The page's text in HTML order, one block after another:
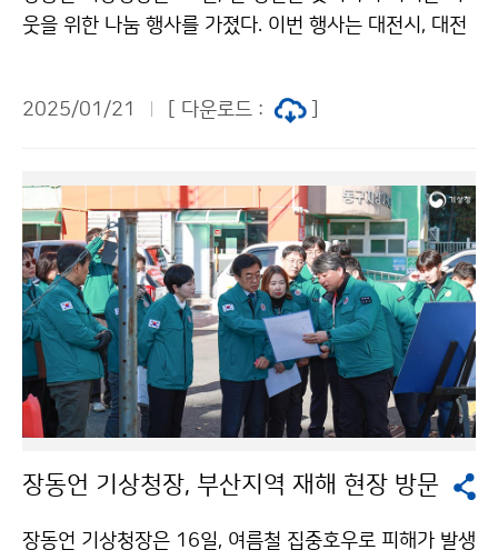
웃을 위한 나눔 행사를 가졌다. 이번 행사는 대전시, 대전
하고 명절 위문 물품 100세트를 취약계층 100가구에 전
2025/01/21 [ 다운로드 :
장동언 기상청장, 부산지역 재해 현장 방문
장동언 기상청장은 16일, 여름철 집중호우로 피해가 발생